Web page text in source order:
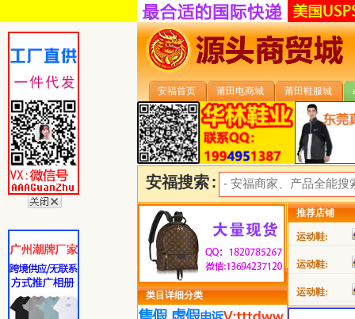
安福首页 莆田电商城 莆田鞋服城
安福搜索:
类目详细分类
推荐店铺
运动鞋:
运动鞋:
运动鞋: